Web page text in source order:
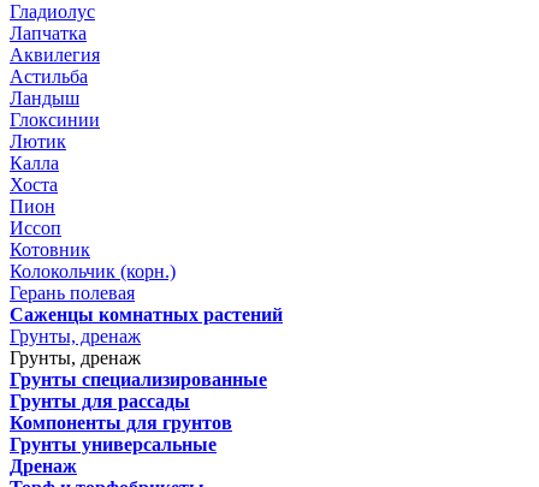
Гладиолус
Лапчатка
Аквилегия
Астильба
Ландыш
Глоксинии
Лютик
Калла
Хоста
Пион
Иссоп
Котовник
Колокольчик (корн.)
Герань полевая
Саженцы комнатных растений
Грунты, дренаж
Грунты, дренаж
Грунты специализированные
Грунты для рассады
Компоненты для грунтов
Грунты универсальные
Дренаж